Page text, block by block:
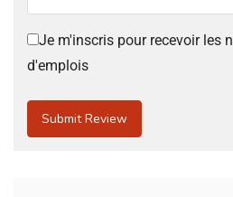
Je m'inscris pour recevoir les
d'emplois